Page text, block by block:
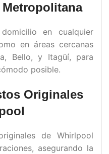
Metropolitana
en cualquier
en áreas cercanas
Bello, y Itagüí, para
posible.
Originales
de Whirlpool
asegurando la